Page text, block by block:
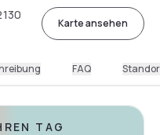
Karte ansehen
FAQ
TAG